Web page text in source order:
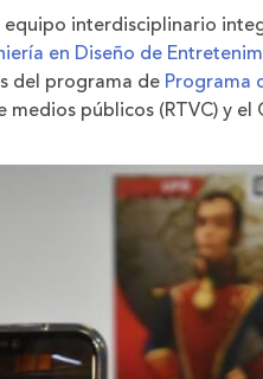
interdisciplinario
en Diseño de
del programa de Programa
públicos (RTVC) y